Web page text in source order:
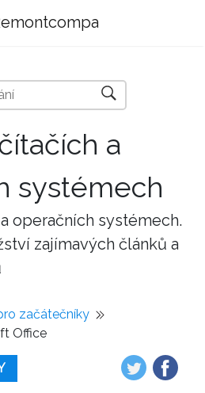
a
systémech
operačních systémech.
zajímavých článků a
začátečníky
Office